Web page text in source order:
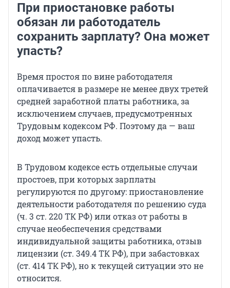
При приостановке работы
обязан ли работодатель
сохранить зарплату? Она может
упасть?
Время простоя по вине работодателя
оплачивается в размере не менее двух третей
средней заработной платы работника, за
исключением случаев, предусмотренных
Трудовым кодексом РФ. Поэтому да — ваш
доход может упасть.
В Трудовом кодексе есть отдельные случаи
простоев, при которых зарплаты
регулируются по другому: приостановление
деятельности работодателя по решению суда
(ч. 3 ст. 220 ТК РФ) или отказ от работы в
случае необеспечения средствами
индивидуальной защиты работника, отзыв
лицензии (ст. 349.4 ТК РФ), при забастовках
(ст. 414 ТК РФ), но к текущей ситуации это не
относится.